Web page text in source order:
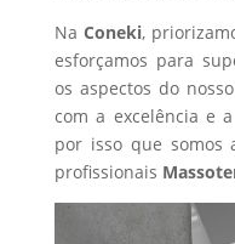
Na Coneki,
esforçamos para
os aspectos do
com a excelência e
por isso que somos
profissionais